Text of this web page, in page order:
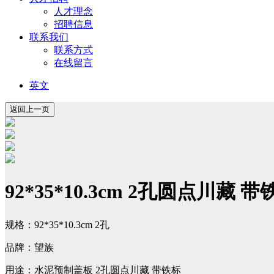
人才理念
招聘信息
联系我们
联系方式
在线留言
英文
92*35*10.3cm 2孔圆点川藏 带
规格：92*35*10.3cm 2孔
品牌：望族
用途：水泥预制盖板 2孔圆点川藏 带铁标